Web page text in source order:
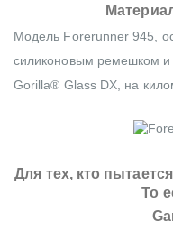
Модель Forerunner 945,
силиконовым ремешком и
Gorilla® Glass DX, на
Для тех, кто
То